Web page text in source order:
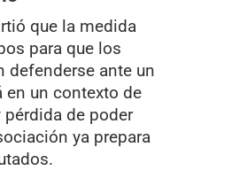
que la medida
para que los
defenderse ante un
en un contexto de
de poder
ya prepara